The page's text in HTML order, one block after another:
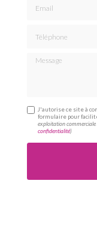
Message
J'autorise ce site à
formulaire pour
exploitation commerciale
confidentialité)